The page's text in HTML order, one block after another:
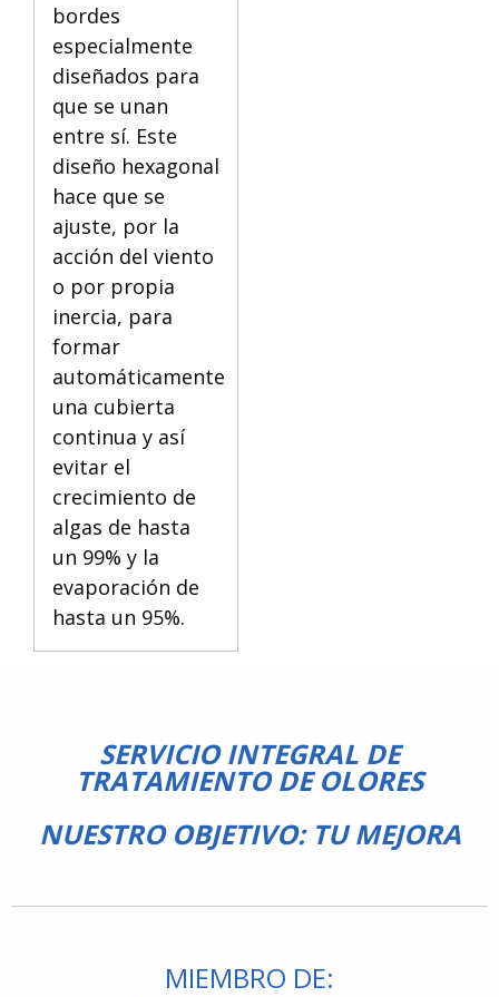
bordes
especialmente
diseñados para
que se unan
entre sí. Este
diseño hexagonal
hace que se
ajuste, por la
acción del viento
o por propia
inercia, para
formar
automáticamente
una cubierta
continua y así
evitar el
crecimiento de
algas de hasta
un 99% y la
evaporación de
hasta un 95%.
SERVICIO INTEGRAL DE
TRATAMIENTO DE OLORES
NUESTRO OBJETIVO: TU MEJORA
MIEMBRO DE: